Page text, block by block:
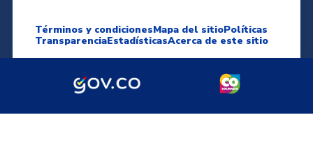
Términos y condicionesMapa del sitioPolíticas
TransparenciaEstadísticasAcerca de este sitio